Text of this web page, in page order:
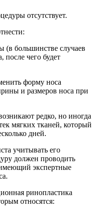
отсутствует.
большинстве случаев
после чего будет
форму носа
и размеров носа при
редко, но иногда
мягких тканей, который
дней.
учитывать его
должен проводить
экспертные
ринопластика
относятся: